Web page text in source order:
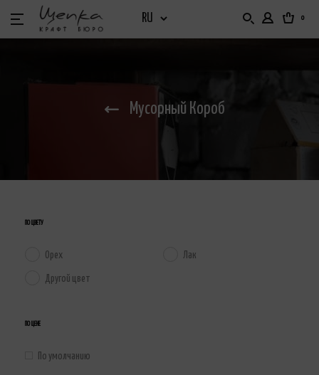
БАРНЫЙ ОРГАНАЙЗЕР
0
Мусорный Короб
ПО ЦВЕТУ
Орех Лак
Другой цвет
ПО ЦЕНЕ
По умолчанию